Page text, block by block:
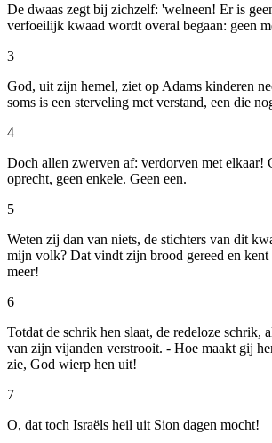
De dwaas zegt bij zichzelf: 'welneen! Er is
verfoeilijk kwaad wordt overal begaan: geen
3
God, uit zijn hemel, ziet op Adams kinderen
soms is een sterveling met verstand, een die
4
Doch allen zwerven af: verdorven met elkaar!
oprecht, geen enkele. Geen een.
5
Weten zij dan van niets, de stichters van dit
mijn volk? Dat vindt zijn brood gereed en kent
meer!
6
Totdat de schrik hen slaat, de redeloze schrik,
van zijn vijanden verstrooit. - Hoe maakt gij
zie, God wierp hen uit!
7
O, dat toch Israëls heil uit Sion dagen mocht!